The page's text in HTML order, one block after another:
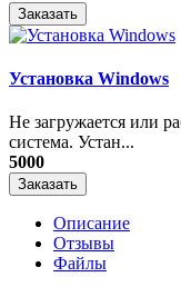
Заказать
Установка Windows
Не загружается или
система. Устан...
5000
Заказать
Описание
Отзывы
Файлы